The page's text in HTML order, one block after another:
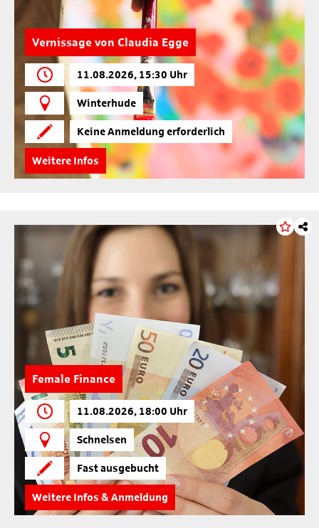
Vernissage von Claudia Egge
11.08.2026, 15:30 Uhr
Winterhude
Keine Anmeldung erforderlich
Weitere Infos
Female Finance
11.08.2026, 18:00 Uhr
Schnelsen
Fast ausgebucht
Weitere Infos & Anmeldung